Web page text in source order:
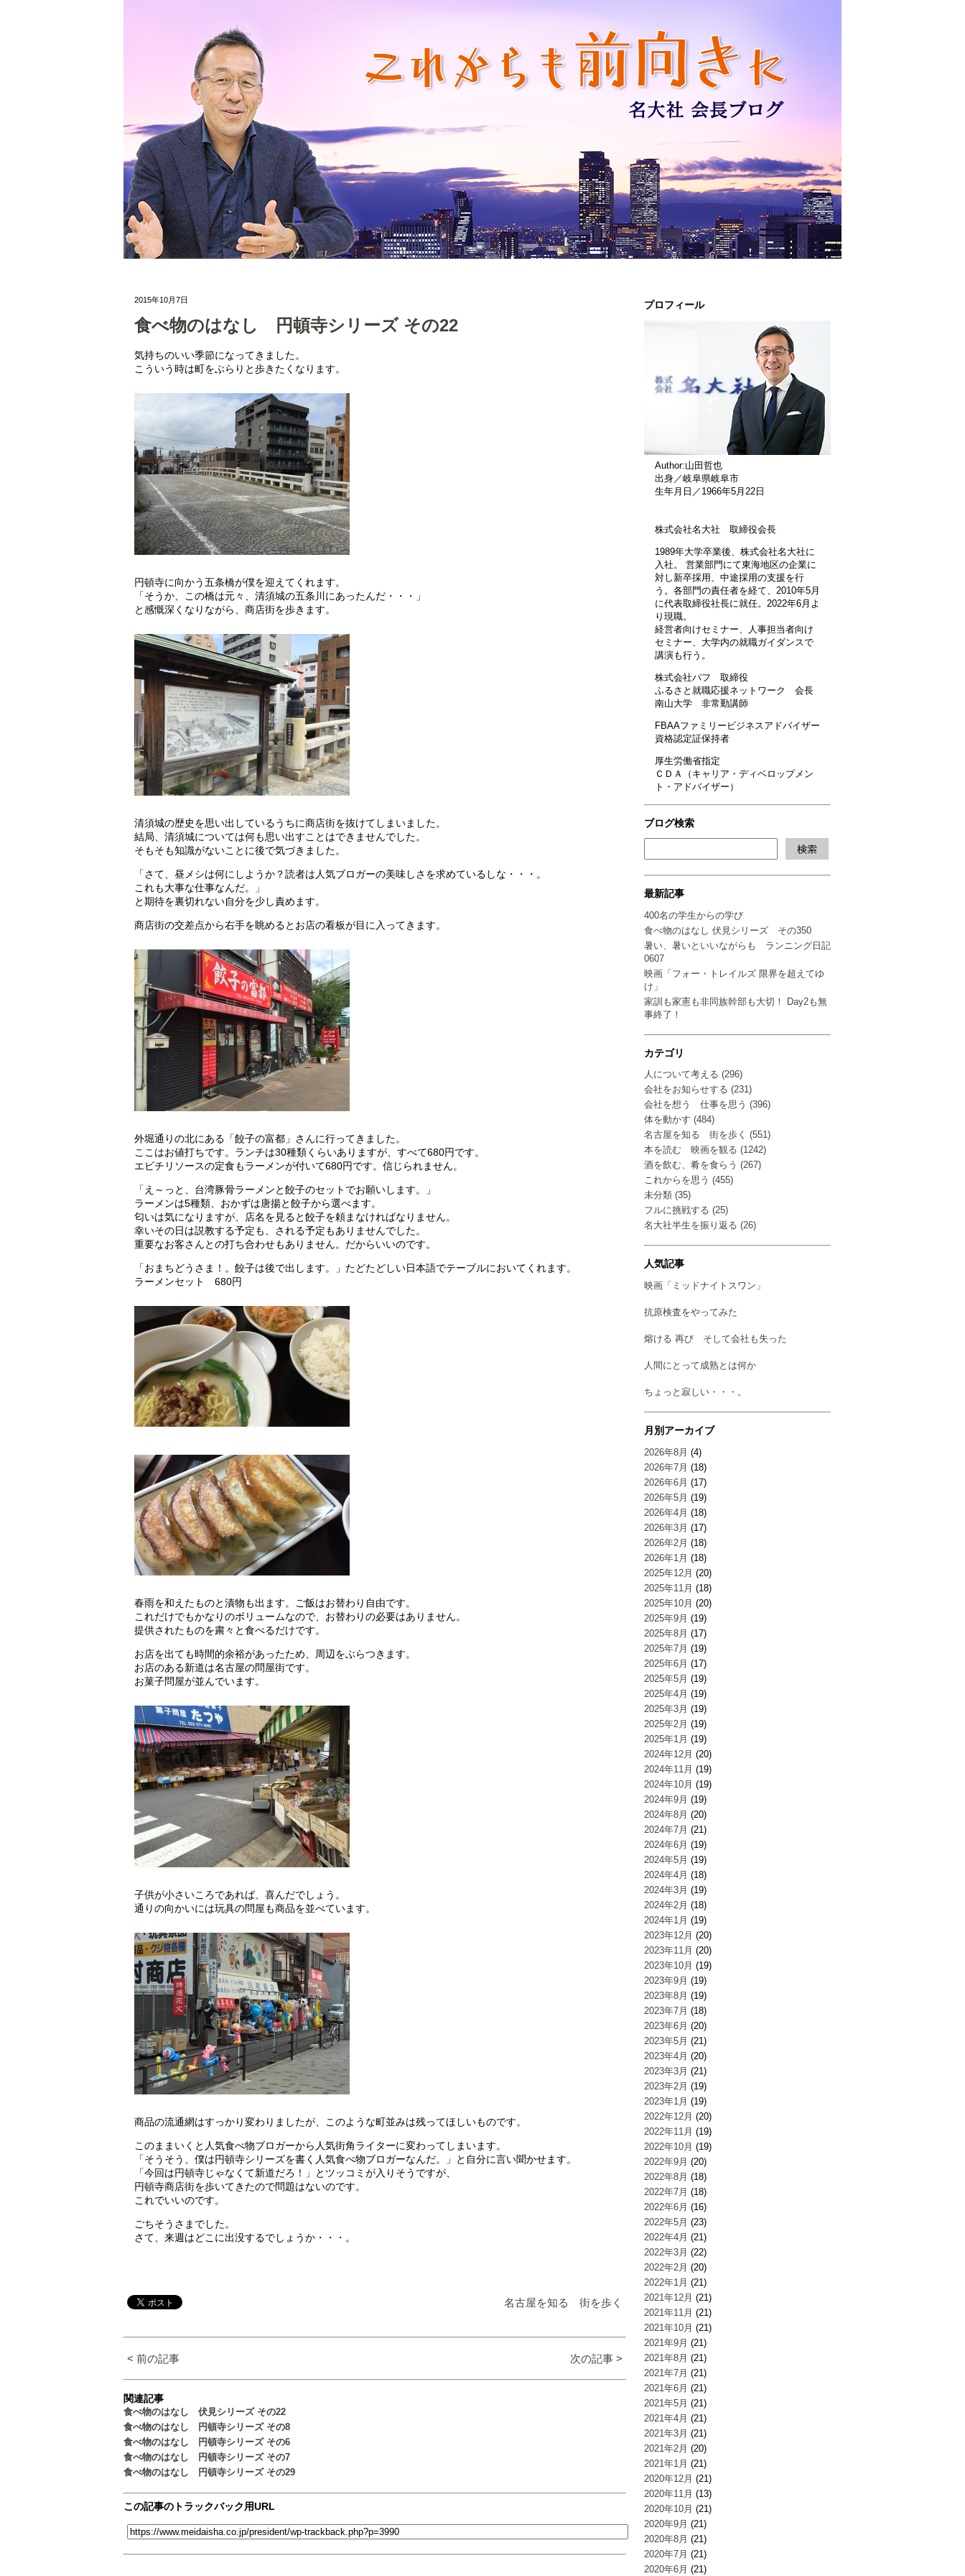
プロフィール
Author:山田哲也
出身／岐阜県岐阜市
生年月日／1966年5月22日
株式会社名大社 取締役会長
1989年大学卒業後、株式会社名大社に
入社。 営業部門にて東海地区の企業に
対し新卒採用、中途採用の支援を行
う。各部門の責任者を経て、2010年5月
に代表取締役社長に就任。2022年6月よ
り現職。
経営者向けセミナー、人事担当者向け
セミナー、大学内の就職ガイダンスで
講演も行う。
株式会社パフ 取締役
ふるさと就職応援ネットワーク 会長
南山大学 非常勤講師
FBAAファミリービジネスアドバイザー
資格認定証保持者
厚生労働省指定
ＣＤＡ（キャリア・ディベロップメン
ト・アドバイザー）
ブログ検索
最新記事
400名の学生からの学び
食べ物のはなし 伏見シリーズ その350
暑い、暑いといいながらも ランニング日記
0607
映画「フォー・トレイルズ 限界を超えてゆ
け」
家訓も家憲も非同族幹部も大切！ Day2も無
事終了！
カテゴリ
人について考える (296)
会社をお知らせする (231)
会社を想う 仕事を思う (396)
体を動かす (484)
名古屋を知る 街を歩く (551)
本を読む 映画を観る (1242)
酒を飲む、肴を食らう (267)
これからを思う (455)
未分類 (35)
フルに挑戦する (25)
名大社半生を振り返る (26)
人気記事
映画「ミッドナイトスワン」
抗原検査をやってみた
熔ける 再び そして会社も失った
人間にとって成熟とは何か
ちょっと寂しい・・・。
月別アーカイブ
2026年8月 (4)
2026年7月 (18)
2026年6月 (17)
2026年5月 (19)
2026年4月 (18)
2026年3月 (17)
2026年2月 (18)
2026年1月 (18)
2025年12月 (20)
2025年11月 (18)
2025年10月 (20)
2025年9月 (19)
2025年8月 (17)
2025年7月 (19)
2025年6月 (17)
2025年5月 (19)
2025年4月 (19)
2025年3月 (19)
2025年2月 (19)
2025年1月 (19)
2024年12月 (20)
2024年11月 (19)
2024年10月 (19)
2024年9月 (19)
2024年8月 (20)
2024年7月 (21)
2024年6月 (19)
2024年5月 (19)
2024年4月 (18)
2024年3月 (19)
2024年2月 (18)
2024年1月 (19)
2023年12月 (20)
2023年11月 (20)
2023年10月 (19)
2023年9月 (19)
2023年8月 (19)
2023年7月 (18)
2023年6月 (20)
2023年5月 (21)
2023年4月 (20)
2023年3月 (21)
2023年2月 (19)
2023年1月 (19)
2022年12月 (20)
2022年11月 (19)
2022年10月 (19)
2022年9月 (20)
2022年8月 (18)
2022年7月 (18)
2022年6月 (16)
2022年5月 (23)
2022年4月 (21)
2022年3月 (22)
2022年2月 (20)
2022年1月 (21)
2021年12月 (21)
2021年11月 (21)
2021年10月 (21)
2021年9月 (21)
2021年8月 (21)
2021年7月 (21)
2021年6月 (21)
2021年5月 (21)
2021年4月 (21)
2021年3月 (21)
2021年2月 (20)
2021年1月 (21)
2020年12月 (21)
2020年11月 (13)
2020年10月 (21)
2020年9月 (21)
2020年8月 (21)
2020年7月 (21)
2020年6月 (21)
2015年10月7日
食べ物のはなし 円頓寺シリーズ その22
気持ちのいい季節になってきました。
こういう時は町をぶらりと歩きたくなります。
円頓寺に向かう五条橋が僕を迎えてくれます。
「そうか、この橋は元々、清須城の五条川にあったんだ・・・」
と感慨深くなりながら、商店街を歩きます。
清須城の歴史を思い出しているうちに商店街を抜けてしまいました。
結局、清須城については何も思い出すことはできませんでした。
そもそも知識がないことに後で気づきました。
「さて、昼メシは何にしようか？読者は人気ブロガーの美味しさを求めているしな・・・。
これも大事な仕事なんだ。」
と期待を裏切れない自分を少し責めます。
商店街の交差点から右手を眺めるとお店の看板が目に入ってきます。
外堀通りの北にある「餃子の富都」さんに行ってきました。
ここはお値打ちです。ランチは30種類くらいありますが、すべて680円です。
エビチリソースの定食もラーメンが付いて680円です。信じられません。
「え～っと、台湾豚骨ラーメンと餃子のセットでお願いします。」
ラーメンは5種類、おかずは唐揚と餃子から選べます。
匂いは気になりますが、店名を見ると餃子を頼まなければなりません。
幸いその日は説教する予定も、される予定もありませんでした。
重要なお客さんとの打ち合わせもありません。だからいいのです。
「おまちどうさま！。餃子は後で出します。」たどたどしい日本語でテーブルにおいてくれます。
ラーメンセット 680円
春雨を和えたものと漬物も出ます。ご飯はお替わり自由です。
これだけでもかなりのボリュームなので、お替わりの必要はありません。
提供されたものを粛々と食べるだけです。
お店を出ても時間的余裕があったため、周辺をぶらつきます。
お店のある新道は名古屋の問屋街です。
お菓子問屋が並んでいます。
子供が小さいころであれば、喜んだでしょう。
通りの向かいには玩具の問屋も商品を並べています。
商品の流通網はすっかり変わりましたが、このような町並みは残ってほしいものです。
このままいくと人気食べ物ブロガーから人気街角ライターに変わってしまいます。
「そうそう、僕は円頓寺シリーズを書く人気食べ物ブロガーなんだ。」と自分に言い聞かせます。
「今回は円頓寺じゃなくて新道だろ！」とツッコミが入りそうですが、
円頓寺商店街を歩いてきたので問題はないのです。
これでいいのです。
ごちそうさまでした。
さて、来週はどこに出没するでしょうか・・・。
名古屋を知る 街を歩く
< 前の記事 次の記事 >
関連記事
食べ物のはなし 伏見シリーズ その22
食べ物のはなし 円頓寺シリーズ その8
食べ物のはなし 円頓寺シリーズ その6
食べ物のはなし 円頓寺シリーズ その7
食べ物のはなし 円頓寺シリーズ その29
この記事のトラックバック用URL